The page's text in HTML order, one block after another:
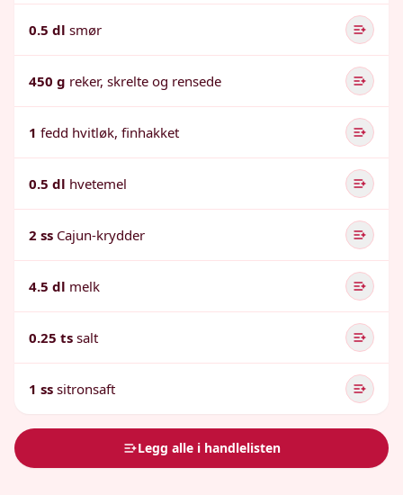
0.5 dl smør
450 g reker, skrelte og rensede
1 fedd hvitløk, finhakket
0.5 dl hvetemel
2 ss Cajun-krydder
4.5 dl melk
0.25 ts salt
1 ss sitronsaft
Legg alle i handlelisten